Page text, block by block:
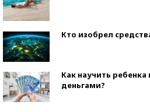
Кто изобрел
Как научить
деньгами?